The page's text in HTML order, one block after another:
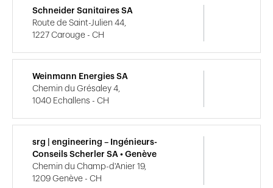
Schneider Sanitaires SA
Route de Saint-Julien 44,
1227 Carouge - CH
Weinmann Energies SA
Chemin du Grésaley 4,
1040 Echallens - CH
srg | engineering – Ingénieurs-
Conseils Scherler SA • Genève
Chemin du Champ-d'Anier 19,
1209 Genève - CH